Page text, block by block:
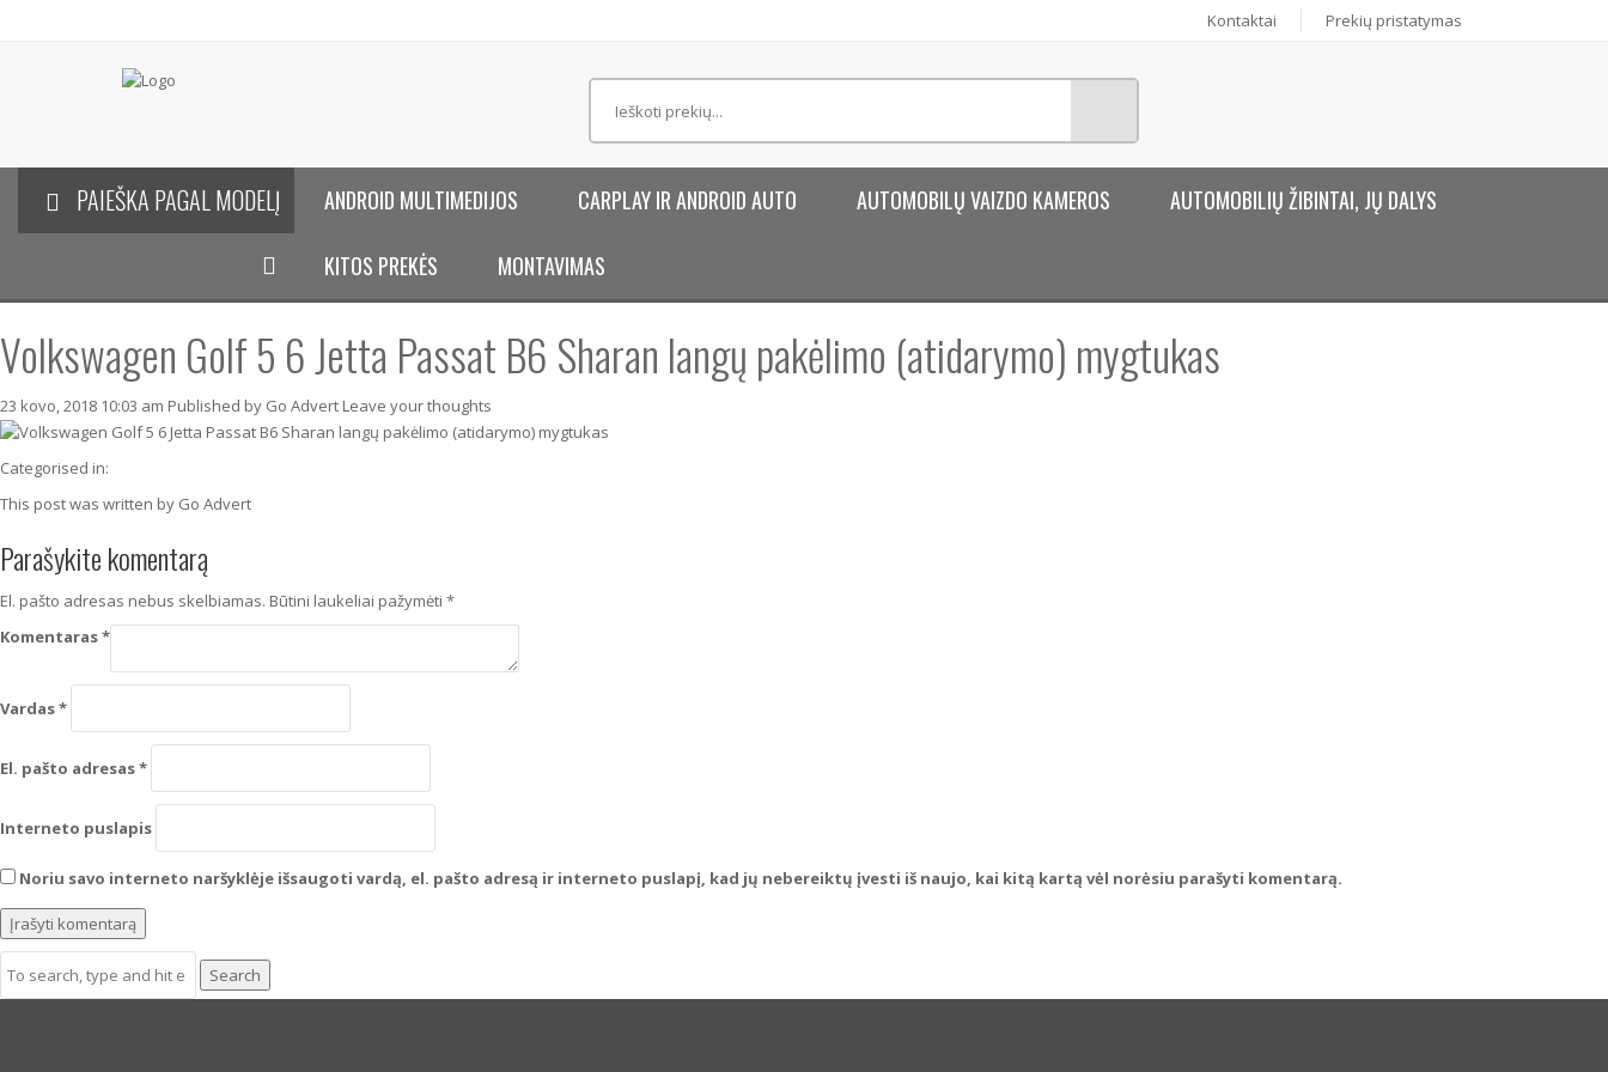
Kontaktai Prekių pristatymas
PAIEŠKA PAGAL MODELĮ ANDROID MULTIMEDIJOS CARPLAY IR ANDROID AUTO AUTOMOBILŲ VAIZDO KAMEROS AUTOMOBILIŲ ŽIBINTAI, JŲ DALYS
KITOS PREKĖS MONTAVIMAS
Volkswagen Golf 5 6 Jetta Passat B6 Sharan langų pakėlimo (atidarymo) mygtukas
23 kovo, 2018 10:03 am Published by Go Advert Leave your thoughts
Categorised in:
This post was written by Go Advert
Parašykite komentarą
El. pašto adresas nebus skelbiamas. Būtini laukeliai pažymėti *
Komentaras*
Vardas*
El. pašto adresas*
Interneto puslapis
Noriu savo interneto naršyklėje išsaugoti vardą, el. pašto adresą ir interneto puslapį, kad jų nebereiktų įvesti iš naujo, kai kitą kartą vėl norėsiu parašyti komentarą.
Search